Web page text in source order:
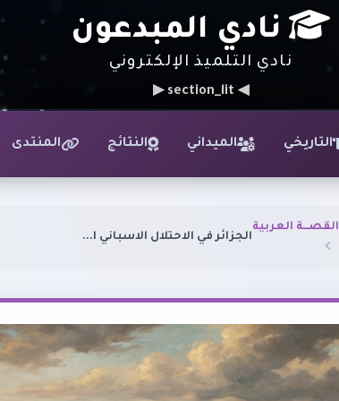
نادي المبدعون
نادي التلميذ الإلكتروني
◀ section_lit ▶
التاريخي الميداني النتائج المنتدى
القصـــة العربية
الجزائر في الاحتلال الاسباني ا...